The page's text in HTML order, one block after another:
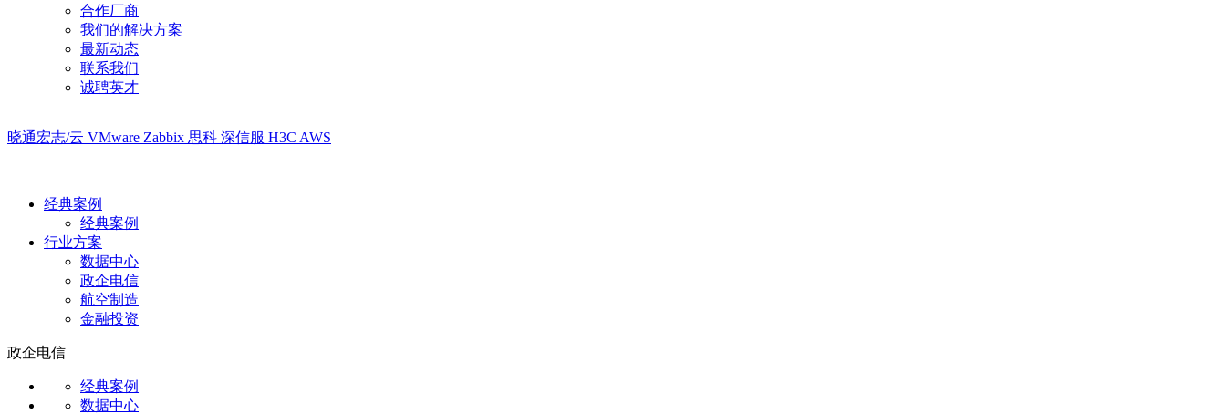
合作厂商
我们的解决方案
最新动态
联系我们
诚聘英才
晓通宏志/云 VMware Zabbix 思科 深信服 H3C AWS
经典案例
经典案例
行业方案
数据中心
政企电信
航空制造
金融投资
政企电信
经典案例
数据中心